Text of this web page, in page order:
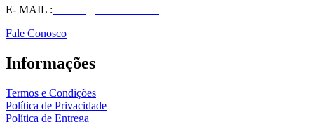
E- MAIL :
Fale Conosco
Informações
Termos e Condições
Política de Privacidade
Política de Entrega